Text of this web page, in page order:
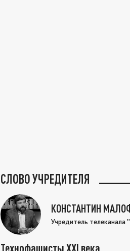
СЛОВО УЧРЕДИТЕЛЯ
КОНСТАНТИН
Учредитель телеканала
Технофашисты XXI века